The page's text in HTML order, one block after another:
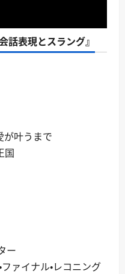
話表現とスラング』
が叶うまで
国
ー
ァイナル・レコニング